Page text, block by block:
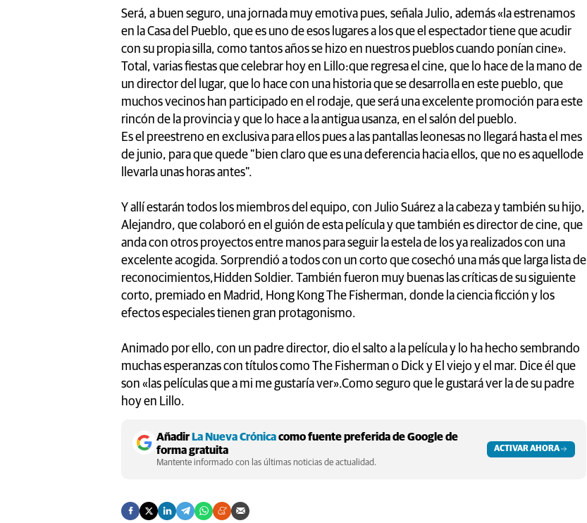
Será, a buen seguro, una jornada muy emotiva pues, señala Julio, además «la estrenamos
en la Casa del Pueblo, que es uno de esos lugares a los que el espectador tiene que acudir
con su propia silla, como tantos años se hizo en nuestros pueblos cuando ponían cine».
Total, varias fiestas que celebrar hoy en Lillo:que regresa el cine, que lo hace de la mano de
un director del lugar, que lo hace con una historia que se desarrolla en este pueblo, que
muchos vecinos han participado en el rodaje, que será una excelente promoción para este
rincón de la provincia y que lo hace a la antigua usanza, en el salón del pueblo.
Es el preestreno en exclusiva para ellos pues a las pantallas leonesas no llegará hasta el mes
de junio, para que quede "bien claro que es una deferencia hacia ellos, que no es aquellode
llevarla unas horas antes".
Y allí estarán todos los miembros del equipo, con Julio Suárez a la cabeza y también su hijo,
Alejandro, que colaboró en el guión de esta película y que también es director de cine, que
anda con otros proyectos entre manos para seguir la estela de los ya realizados con una
excelente acogida. Sorprendió a todos con un corto que cosechó una más que larga lista de
reconocimientos,Hidden Soldier. También fueron muy buenas las críticas de su siguiente
corto, premiado en Madrid, Hong Kong The Fisherman, donde la ciencia ficción y los
efectos especiales tienen gran protagonismo.
Animado por ello, con un padre director, dio el salto a la película y lo ha hecho sembrando
muchas esperanzas con títulos como The Fisherman o Dick y El viejo y el mar. Dice él que
son «las películas que a mi me gustaría ver».Como seguro que le gustará ver la de su padre
hoy en Lillo.
AñadirLa Nueva Crónicacomo fuente preferida de Google de
forma gratuita
Mantente informado con las últimas noticias de actualidad.
ACTIVAR AHORA